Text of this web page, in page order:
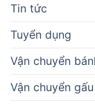
Tin tức
Tuyển dụng
Vận chuyển
Vận chuyển